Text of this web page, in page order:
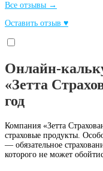
Все отзывы →
Оставить отзыв ♥
Онлайн-
«Зетта
год
Компания «Зетта
страховые продукты.
— обязательное
которого не может